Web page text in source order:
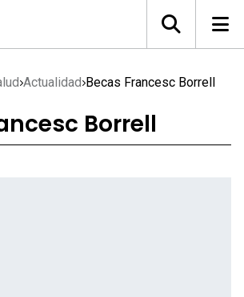
Actualidad Becas Francesc Borrell
Borrell